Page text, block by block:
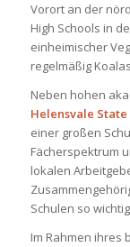
Vorort an der
High Schools in
einheimischer
regelmäßig
Neben hohen
Helensvale
einer großen
Fächerspektrum
lokalen
Schulen so
Im Rahmen ihres